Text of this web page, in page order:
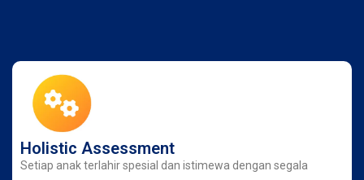
Holistic Assessment
Setiap anak terlahir spesial dan istimewa dengan segala